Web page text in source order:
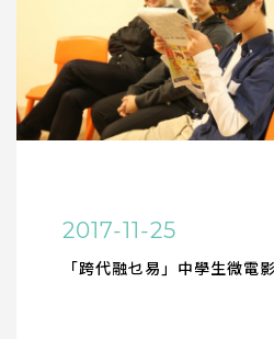
2017-11-25
「跨代融乜易」中學生微電